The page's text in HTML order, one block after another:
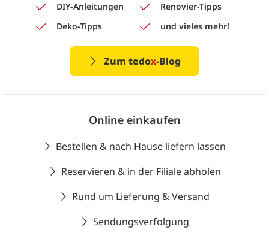
DIY-Anleitungen
Renovier-Tipps
Deko-Tipps
und vieles mehr!
Zum tedox-Blog
Online einkaufen
Bestellen & nach Hause liefern lassen
Reservieren & in der Filiale abholen
Rund um Lieferung & Versand
Sendungsverfolgung